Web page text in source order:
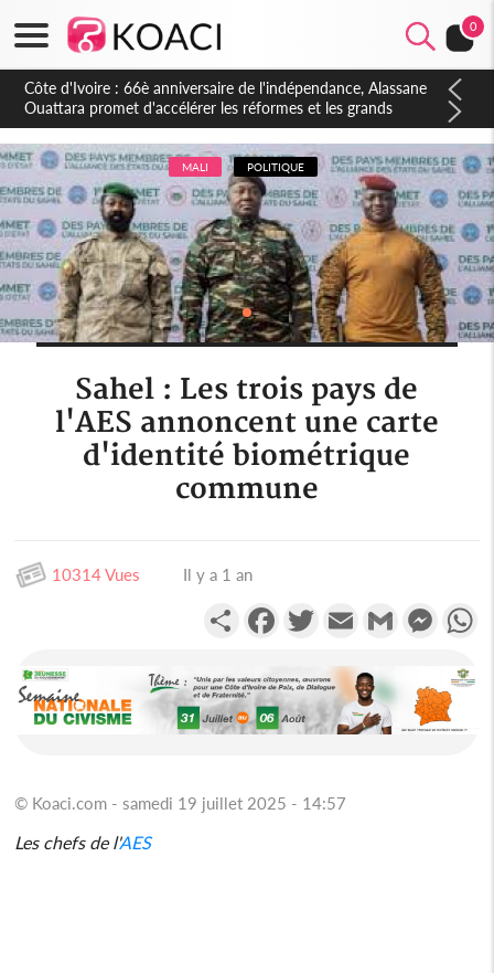
0
Côte d'Ivoire : À Abidjan, Amadou Oury Bah admire le modèle
ivoirien et veut s'en inspirer pour accélérer le développement
de la Guinée
MALI POLITIQUE
Sahel : Les trois pays de
l'AES annoncent une carte
d'identité biométrique
commune
10314 Vues Il y a 1 an
PartagerFacebookTwitterEmail Gmail
© Koaci.com - samedi 19 juillet 2025 - 14:57
Les chefs de l'AES